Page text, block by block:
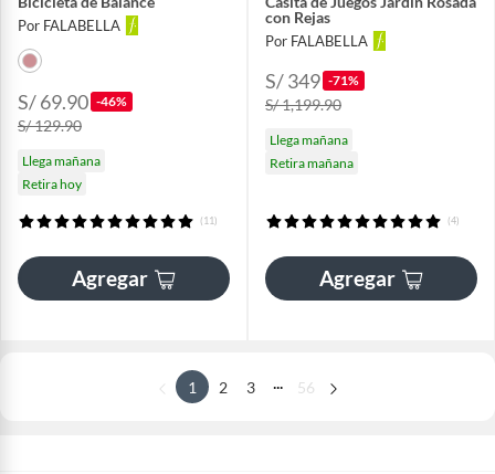
Por FALABELLA
S/ 69.90 -46%
S/ 129.90
Llega mañana
Retira hoy
(11)
Agregar
con Rejas
Por FALABELLA
S/ 349 -71%
S/ 1,199.90
Llega mañana
Retira mañana
(4)
Agregar
1 2 3 56